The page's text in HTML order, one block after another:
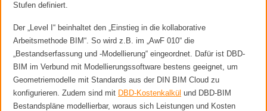
Stufen definiert.
Der „Level I“ beinhaltet den „Einstieg in die kollaborative
Arbeitsmethode BIM“. So wird z.B. im „AwF 010“ die
„Bestandserfassung und -Modellierung“ eingeordnet. Dafür ist DBD-
BIM im Verbund mit Modellierungssoftware bestens geeignet, um
Geometriemodelle mit Standards aus der DIN BIM Cloud zu
konfigurieren. Zudem sind mit DBD-Kostenkalkül und DBD-BIM
Bestandspläne modellierbar, woraus sich Leistungen und Kosten